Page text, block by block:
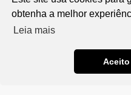
obtenha a melhor
Leia mais
Aceito